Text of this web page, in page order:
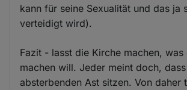
kann für seine Sexualität und das ja
verteidigt wird).
Fazit - lasst die Kirche machen, was
machen will. Jeder meint doch,
absterbenden Ast sitzen. Von daher